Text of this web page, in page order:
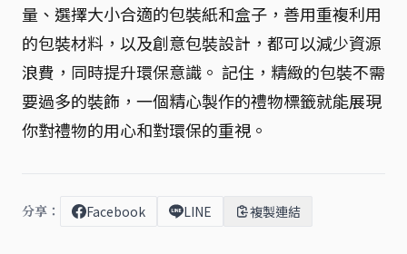
量、選擇大小合適的包裝紙和盒子，善用重複利用
的包裝材料，以及創意包裝設計，都可以減少資源
浪費，同時提升環保意識。 記住，精緻的包裝不需
要過多的裝飾，一個精心製作的禮物標籤就能展現
你對禮物的用心和對環保的重視。
分享： Facebook LINE 複製連結